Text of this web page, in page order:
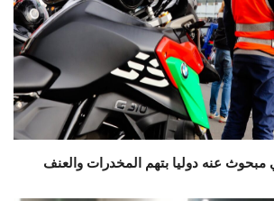
عنه دوليا بتهم المخدرات والعنف